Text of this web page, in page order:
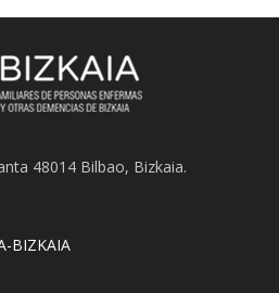
48014 Bilbao, Bizkaia.
BIZKAIA